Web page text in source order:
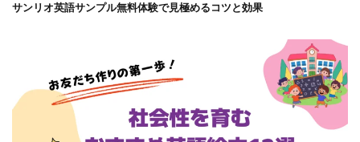
サンリオ英語サンプル無料体験で見極めるコツと効果